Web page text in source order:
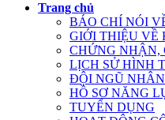
Trang chủ
BÁO CHÍ NÓI
GIỚI THIỆU VỀ
CHỨNG NHẬN,
LỊCH SỬ HÌNH
ĐỘI NGŨ
HỒ SƠ NĂNG
TUYỂN DỤNG